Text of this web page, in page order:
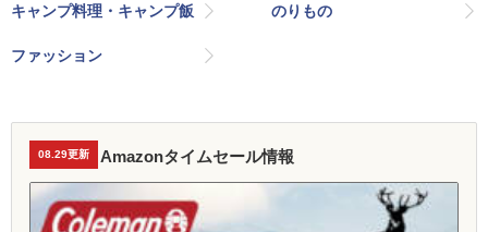
キャンプ料理・キャンプ飯 のりもの
ファッション
08.29更新 Amazonタイムセール情報